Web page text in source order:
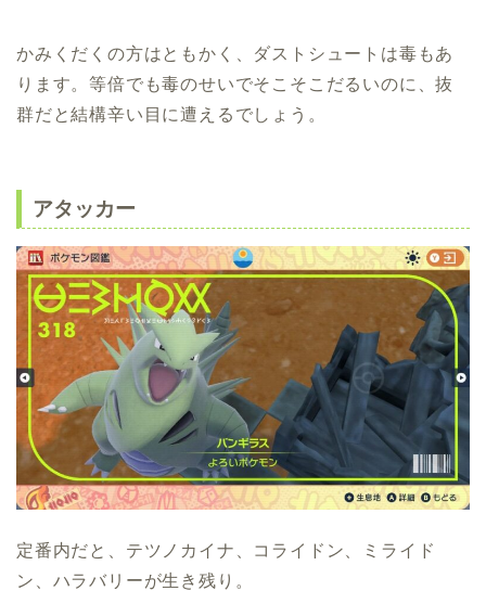
かみくだくの方はともかく、ダストシュートは毒もあ
ります。等倍でも毒のせいでそこそこだるいのに、抜
群だと結構辛い目に遭えるでしょう。
アタッカー
定番内だと、テツノカイナ、コライドン、ミライド
ン、ハラバリーが生き残り。